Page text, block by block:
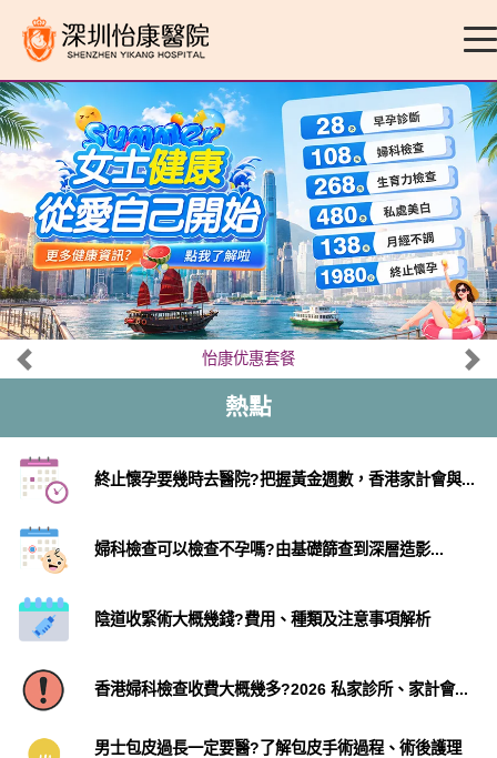
怡康优惠套餐
熱點
終止懷孕要幾時去醫院?把握黃金週數，香港家計會與...
婦科檢查可以檢查不孕嗎?由基礎篩查到深層造影...
陰道收緊術大概幾錢?費用、種類及注意事項解析
香港婦科檢查收費大概幾多?2026 私家診所、家計會...
男士包皮過長一定要醫?了解包皮手術過程、術後護理